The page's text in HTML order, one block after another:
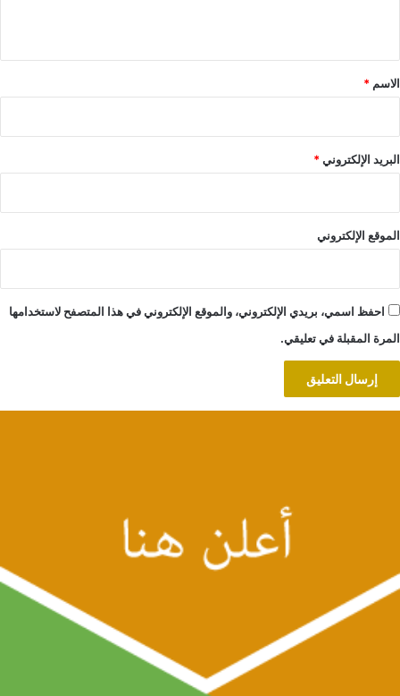
*
الاسم *
البريد الإلكتروني*
الموقع الإلكتروني
احفظ اسمي، بريدي الإلكتروني، والموقع الإلكتروني في هذا المتصفح لاستخدامها
المرة المقبلة في تعليقي.